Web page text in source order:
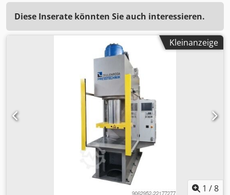
Diese Inserate könnten Sie auch interessieren.
Kleinanzeige
1 /8